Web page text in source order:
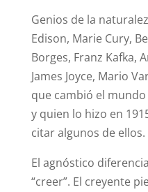
Genios de la
Edison, Marie Cury,
Borges, Franz Kafka,
James Joyce, Mario
que cambió el
y quien lo hizo en
citar algunos de ellos.
El agnóstico
“creer”. El creyente